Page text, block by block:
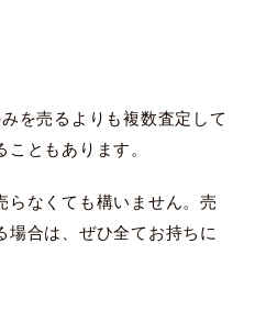
を売るよりも複数査定して
ともあります。
らなくても構いません。売
場合は、ぜひ全てお持ちに